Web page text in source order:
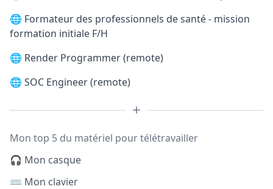
🌐 Formateur des professionnels de santé - mission
formation initiale F/H
🌐 Render Programmer (remote)
🌐 SOC Engineer (remote)
Mon top 5 du matériel pour télétravailler
🎧 Mon casque
⌨️ Mon clavier